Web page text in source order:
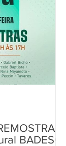
o corpo e seus
o meu corpo-
O livro foi
do Grupo
|
BADESC